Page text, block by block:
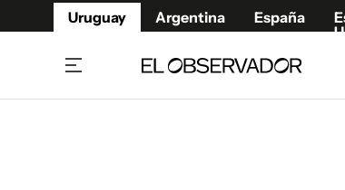
Uruguay Argentina España